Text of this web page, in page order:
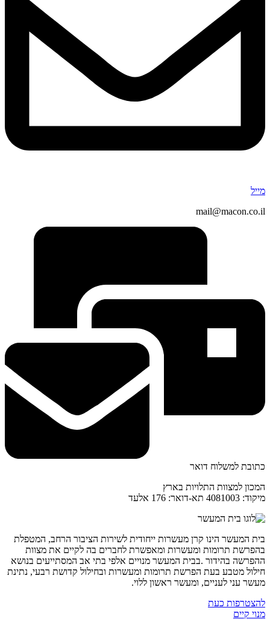
מייל
mail@macon.co.il
כתובת למשלוח דואר
המכון למצוות התלויות בארץ
מיקוד: 4081003 תא-דואר: 176 אלעד
בית המעשר הינו קרן מעשרות ייחודית לשירות הציבור הרחב, המטפלת
בהפרשת תרומות ומעשרות ומאפשרת לחברים בה לקיים את מצוות
ההפרשה בהידור .בבית המעשר מנויים אלפי בתי אב המסתייעים בנושא
חילול מטבע בעת הפרשת תרומות ומעשרות ובחילול קדושת רבעי, נתינת
מעשר עני לעניים, ומעשר ראשון ללוי.
להצטרפות כעת
מנוי קיים